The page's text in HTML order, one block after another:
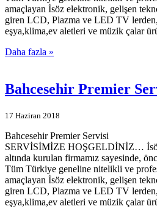
amaçlayan İsöz elektronik, gelişen
giren LCD, Plazma ve LED TV
eşya,klima,ev aletleri ve müzik çalar
Daha fazla »
Bahcesehir Premier
17 Haziran 2018
Bahcesehir Premier Servisi
SERVİSİMİZE HOŞGELDİNİZ…
altında kurulan firmamız sayesinde,
Tüm Türkiye geneline nitelikli ve
amaçlayan İsöz elektronik, gelişen
giren LCD, Plazma ve LED TV
eşya,klima,ev aletleri ve müzik çalar